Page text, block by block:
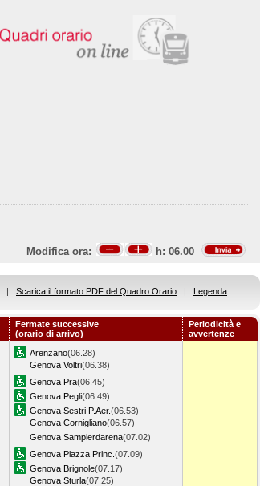
Modifica ora: h: 06.00
| Scarica il formato PDF del Quadro Orario | Legenda
Fermate successive
(orario di arrivo)
Periodicità e
avvertenze
Arenzano(06.28)
Genova Voltri(06.38)
Genova Pra(06.45)
Genova Pegli(06.49)
Genova Sestri P.Aer.(06.53)
Genova Cornigliano(06.57)
Genova Sampierdarena(07.02)
Genova Piazza Princ. (07.09)
Genova Brignole(07.17)
Genova Sturla(07.25)